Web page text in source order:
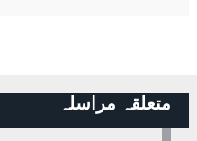
متعلقہ مراسلہ